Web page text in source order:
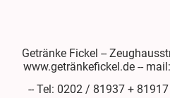
Getränke Fickel --
www.getränkefickel.de --
-- Tel: 0202 / 81937 +